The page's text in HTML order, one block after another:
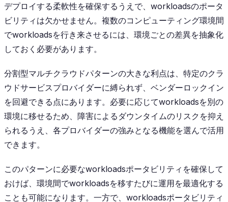
デプロイする柔軟性を確保するうえで、workloadsのポータ
ビリティは欠かせません。複数のコンピューティング環境間
でworkloadsを行き来させるには、環境ごとの差異を抽象化
しておく必要があります。
分割型マルチクラウドパターンの大きな利点は、特定のクラ
ウドサービスプロバイダーに縛られず、ベンダーロックイン
を回避できる点にあります。必要に応じてworkloadsを別の
環境に移せるため、障害によるダウンタイムのリスクを抑え
られるうえ、各プロバイダーの強みとなる機能を選んで活用
できます。
このパターンに必要なworkloadsポータビリティを確保して
おけば、環境間でworkloadsを移すたびに運用を最適化する
ことも可能になります。一方で、workloadsポータビリティ